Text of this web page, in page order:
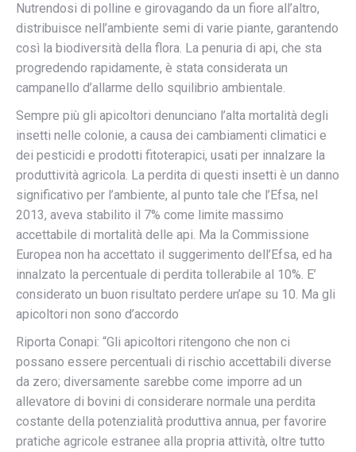
Nutrendosi di polline e girovagando da un fiore all’altro,
distribuisce nell’ambiente semi di varie piante, garantendo
così la biodiversità della flora. La penuria di api, che sta
progredendo rapidamente, è stata considerata un
campanello d’allarme dello squilibrio ambientale.
Sempre più gli apicoltori denunciano l’alta mortalità degli
insetti nelle colonie, a causa dei cambiamenti climatici e
dei pesticidi e prodotti fitoterapici, usati per innalzare la
produttività agricola. La perdita di questi insetti è un danno
significativo per l’ambiente, al punto tale che l’Efsa, nel
2013, aveva stabilito il 7% come limite massimo
accettabile di mortalità delle api. Ma la Commissione
Europea non ha accettato il suggerimento dell’Efsa, ed ha
innalzato la percentuale di perdita tollerabile al 10%. E’
considerato un buon risultato perdere un’ape su 10. Ma gli
apicoltori non sono d’accordo
Riporta Conapi: “Gli apicoltori ritengono che non ci
possano essere percentuali di rischio accettabili diverse
da zero; diversamente sarebbe come imporre ad un
allevatore di bovini di considerare normale una perdita
costante della potenzialità produttiva annua, per favorire
pratiche agricole estranee alla propria attività, oltre tutto